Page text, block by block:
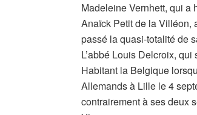
Madeleine Vernhett, qui a
Anaïck Petit de la Villéon,
passé la quasi-totalité de
L’abbé Louis Delcroix,
Habitant la Belgique
Allemands à Lille le 4
contrairement à ses deux